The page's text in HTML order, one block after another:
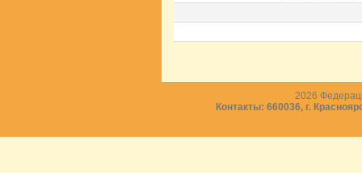
2026
Контакты: 660036, г.